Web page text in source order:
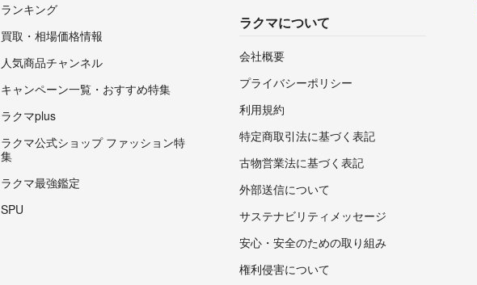
ランキング
買取・相場価格情報
人気商品チャンネル
キャンペーン一覧・おすすめ特集
ラクマplus
ラクマ公式ショップ ファッション特
集
ラクマ最強鑑定
SPU
ラクマについて
会社概要
プライバシーポリシー
利用規約
特定商取引法に基づく表記
古物営業法に基づく表記
外部送信について
サステナビリティメッセージ
安心・安全のための取り組み
権利侵害について